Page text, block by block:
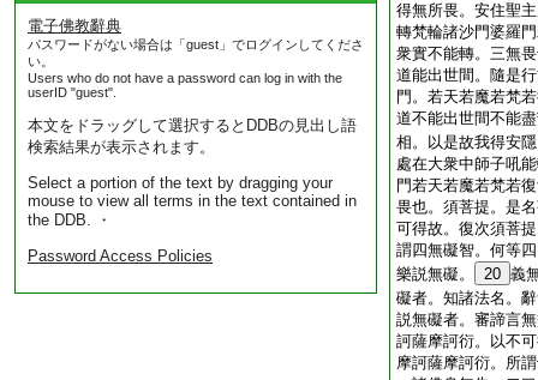
電子佛教辭典
パスワードがない場合は「guest」でログインしてくださ
い。
Users who do not have a password can log in with the
userID "guest".
本文をドラッグして選択するとDDBの見出し語
検索結果が表示されます。
Select a portion of the text by dragging your
mouse to view all terms in the text contained in
the DDB. ・
Password Access Policies
得無所畏。安住聖
轉梵輪諸沙門婆羅
衆實不能轉。三無
道能出世間。隨是
門。若天若魔若梵
道不能出世間不能
相。以是故我得安
處在大衆中師子吼
門若天若魔若梵若
畏也。須菩提。是
可得故。復次須菩
謂四無礙智。何等
樂説無礙。
20 義
礙者。知諸法名。
説無礙者。審諦言
訶薩摩訶衍。以不
摩訶薩摩訶衍。所